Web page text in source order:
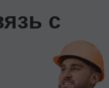
с